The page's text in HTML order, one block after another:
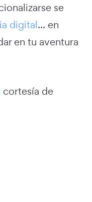
se
digital... en
en tu aventura
cortesía de